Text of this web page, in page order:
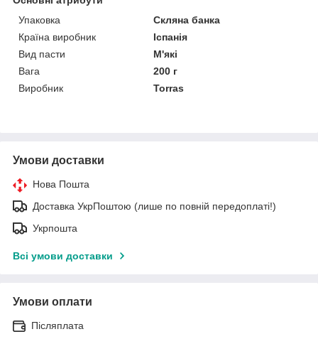
Упаковка
Скляна банка
Країна виробник
Іспанія
Вид пасти
М'які
Вага
200 г
Виробник
Torras
Умови доставки
Нова Пошта
Доставка УкрПоштою (лише по повній передоплаті!)
Укрпошта
Всі умови доставки
Умови оплати
Післяплата